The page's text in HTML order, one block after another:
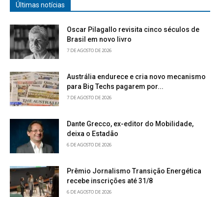
Últimas notícias
Oscar Pilagallo revisita cinco séculos de
Brasil em novo livro
7 DE AGOSTO DE 2026
Austrália endurece e cria novo mecanismo
para Big Techs pagarem por...
7 DE AGOSTO DE 2026
Dante Grecco, ex-editor do Mobilidade,
deixa o Estadão
6 DE AGOSTO DE 2026
Prêmio Jornalismo Transição Energética
recebe inscrições até 31/8
6 DE AGOSTO DE 2026